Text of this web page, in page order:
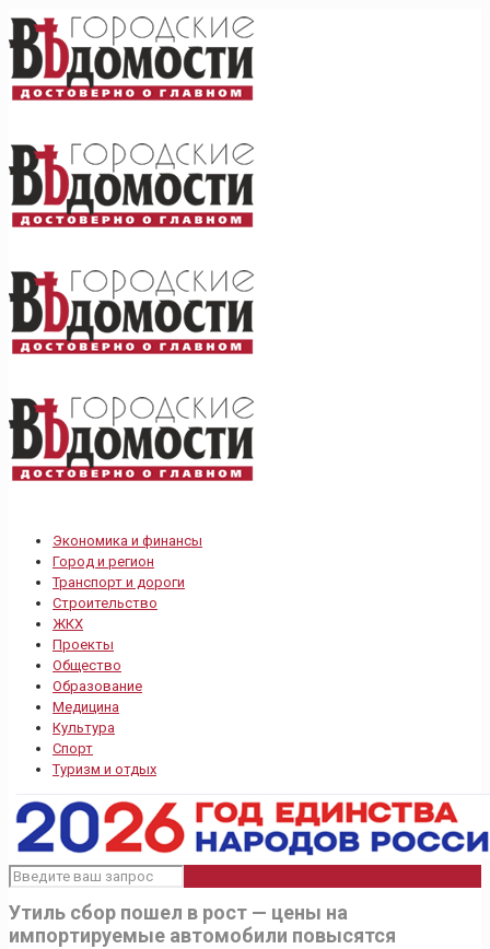
Экономика и финансы
Город и регион
Транспорт и дороги
Строительство
ЖКХ
Проекты
Общество
Образование
Медицина
Культура
Спорт
Туризм и отдых
Утиль сбор пошел в рост — цены на
импортируемые автомобили повысятся